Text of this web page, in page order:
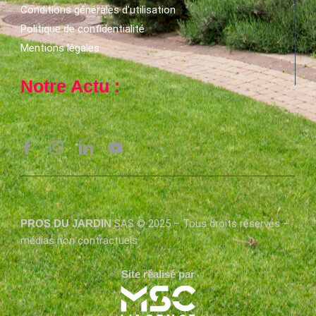
Conditions générales d'utilisation
Politique de confidentialité
Mentions légales
Notre Actu :
PROS DU JARDINSAS © 2025 – Tous droits réservés –
médias non contractuels
Site réalisé par